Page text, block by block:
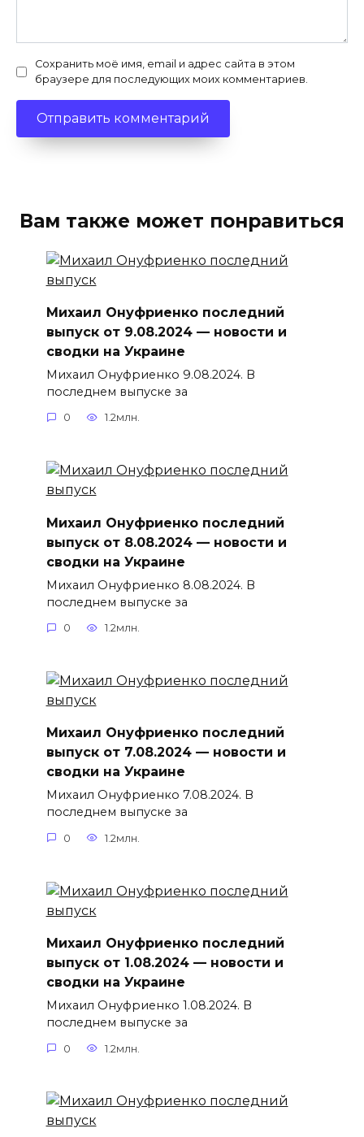
Сохранить моё имя, email и адрес сайта в этом
браузере для последующих моих комментариев.
Вам также может понравиться
Михаил Онуфриенко последний
выпуск от 9.08.2024 — новости и
сводки на Украине
Михаил Онуфриенко 9.08.2024. В
последнем выпуске за
0 1.2млн.
Михаил Онуфриенко последний
выпуск от 8.08.2024 — новости и
сводки на Украине
Михаил Онуфриенко 8.08.2024. В
последнем выпуске за
0 1.2млн.
Михаил Онуфриенко последний
выпуск от 7.08.2024 — новости и
сводки на Украине
Михаил Онуфриенко 7.08.2024. В
последнем выпуске за
0 1.2млн.
Михаил Онуфриенко последний
выпуск от 1.08.2024 — новости и
сводки на Украине
Михаил Онуфриенко 1.08.2024. В
последнем выпуске за
0 1.2млн.